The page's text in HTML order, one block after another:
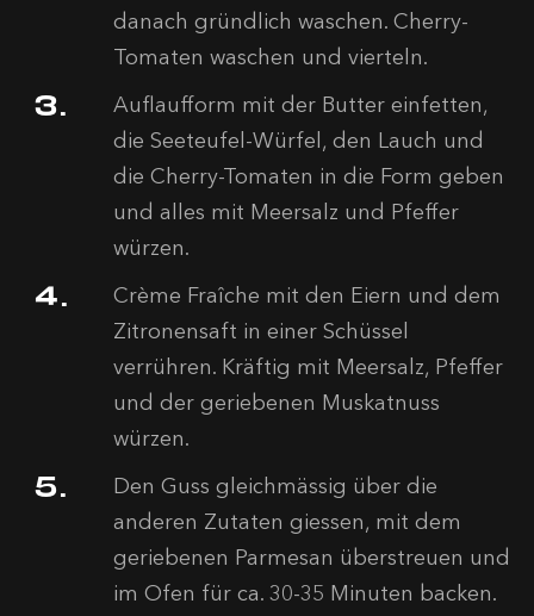
danach gründlich waschen. Cherry-
Tomaten waschen und vierteln.
Auflaufform mit der Butter einfetten,
die Seeteufel-Würfel, den Lauch und
die Cherry-Tomaten in die Form geben
und alles mit Meersalz und Pfeffer
würzen.
Crème Fraîche mit den Eiern und dem
Zitronensaft in einer Schüssel
verrühren. Kräftig mit Meersalz, Pfeffer
und der geriebenen Muskatnuss
würzen.
Den Guss gleichmässig über die
anderen Zutaten giessen, mit dem
geriebenen Parmesan überstreuen und
im Ofen für ca. 30-35 Minuten backen.